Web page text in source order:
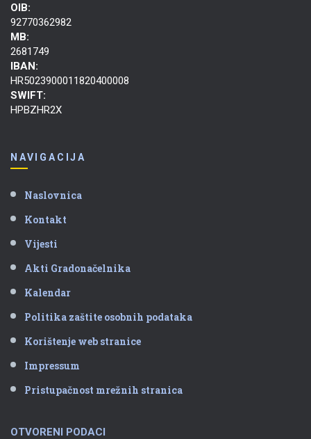
OIB:
92770362982
MB:
2681749
IBAN:
HR5023900011820400008
SWIFT:
HPBZHR2X
NAVIGACIJA
Naslovnica
Kontakt
Vijesti
Akti Gradonačelnika
Kalendar
Politika zaštite osobnih podataka
Korištenje web stranice
Impressum
Pristupačnost mrežnih stranica
OTVORENI PODACI